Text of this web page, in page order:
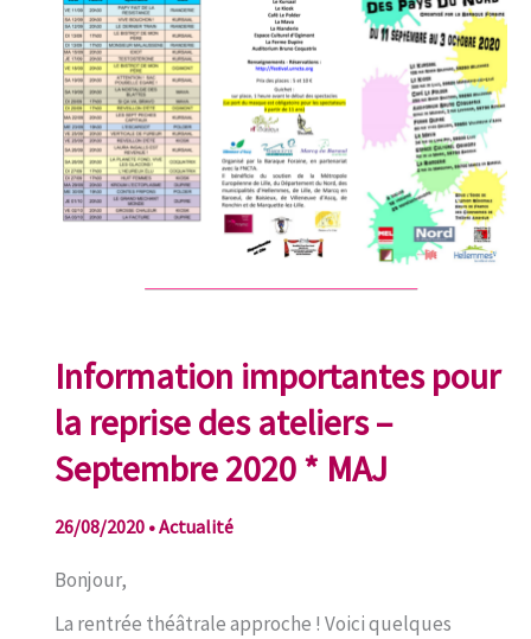
Information importantes pour
la reprise des ateliers –
Septembre 2020 * MAJ
26/08/2020 •Actualité
Bonjour,
La rentrée théâtrale approche ! Voici quelques